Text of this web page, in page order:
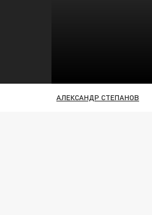
АЛЕКСАНДР СТЕПАНОВ